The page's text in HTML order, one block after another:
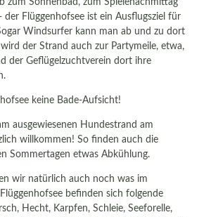
zum Sonnenbad, zum Spielenachmittag
der Flüggenhofsee ist ein Ausflugsziel für
Windsurfer kann man ab und zu dort
wird der Strand auch zur Partymeile, etwa,
der Geflügelzuchtverein dort ihre
keine Bade-Aufsicht!
ausgewiesenen Hundestrand am
willkommen! So finden auch die
Sommertagen etwas Abkühlung.
wir natürlich auch noch was im
befinden sich folgende
Hecht, Karpfen, Schleie, Seeforelle,